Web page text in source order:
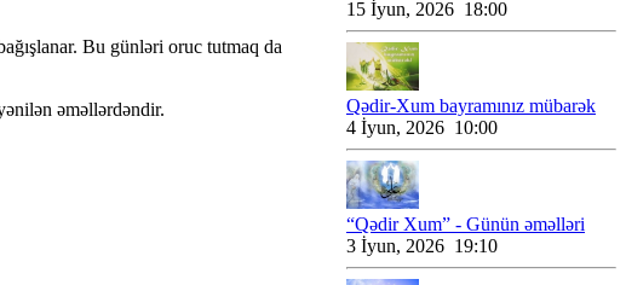
Bu günləri oruc tutmaq da
əməllərdəndir.
15 İyun, 2026 18:00
Qədir-Xum bayramınız mübarək
4 İyun, 2026 10:00
“Qədir Xum” - Günün əməlləri
3 İyun, 2026 19:10